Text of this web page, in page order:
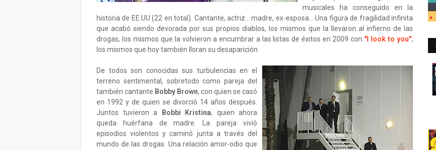
musicales ha conseguido en la
historia de EE.UU (22 en total). Cantante, actriz... madre, ex-esposa... Una figura de fragilidad infinita
que acabó siendo devorada por sus propios diablos, los mismos que la llevaron al infierno de las
drogas, los mismos que la volvieron a encumbrar a las listas de éxitos en 2009 con "I look to you",
los mismos que hoy también lloran su desaparición.
De todos son conocidas sus turbulencias en el
terreno sentimental, sobretodo como pareja del
también cantante Bobby Brown, con quien se casó
en 1992 y de quien se divorció 14 años después.
Juntos tuvieron a
Bobbi Kristina, quien ahora
queda huérfana de madre. La pareja vivió
episodios violentos y caminó junta a través del
mundo de las drogas. Una relación amor-odio que